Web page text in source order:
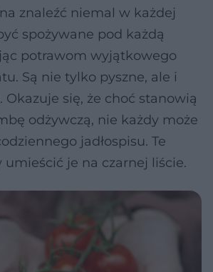
znaleźć niemal w każdej
spożywane pod każdą
potrawom wyjątkowego
Są nie tylko pyszne, ale i
Okazuje się, że choć stanowią
odżywczą, nie każdy może
jadłospisu. Te
je na czarnej liście.